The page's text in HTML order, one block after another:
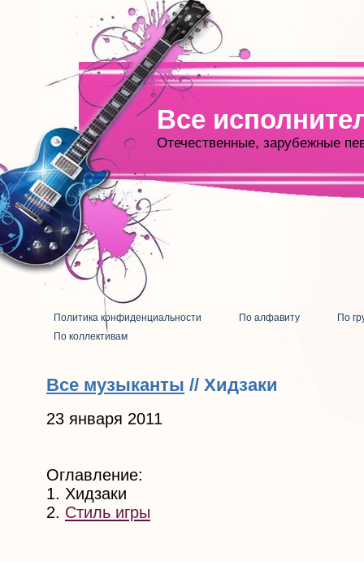
Все
Отечественные, зарубежные
Политика конфиденциальности По алфавиту
По
По коллективам
Все музыканты // Хидзаки
23 января 2011
Оглавление:
1. Хидзаки
2. Стиль игры